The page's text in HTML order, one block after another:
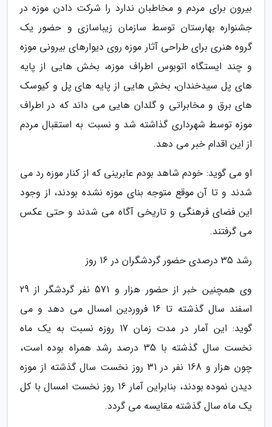
بیرون برای مردم و مخاطبان ندارد را شرکت دادن موزه در
جشنواره بهارستان توسط سازمان زیباسازی و حضور یک
گروه هنری برای طراحی آثار موزه روی دیوارهای بیرونی موزه
و چند ایستگاه اتوبوس اطراف موزه، بخش هایی از پایه
های پل سیدخندان، بخش هایی از پایه های پل و کیوسک
های برق و مخابراتی و گلدان هایی می داند که در اطراف
موزه توسط شهرداری گذاشته شد و نسبت به استقبال مردم
از این اقدام خبر می دهد.
او می گوید: خودم شاهد بودم عابرینی که از کنار موزه رد می
شدند و تا آن موقع متوجه بنای موزه نشده بودند، از وجود
این فضای فرهنگی و تاریخی آگاه می شدند و حتی عکس
می گرفتند.
رشد 35 درصدی حضور گردشگران در 16 روز
وی همچنین خبر از حضور هزار و 571 نفر گردشگر از 29
اسفند سال گذشته تا 16 فروردین امسال می دهد و می
گوید: این آمار در مدت زمان 17 روزه نسبت به یک ماه
نخست سال گذشته با 35 درصد رشد همراه بوده است،
چون هزار و 168 نفر در 31 روز نخست سال گذشته از موزه
دیدن نموده بودند، بنابراین آمار 16 روز نخست امسال با کل
یک ماه سال گذشته مقایسه می گردد.